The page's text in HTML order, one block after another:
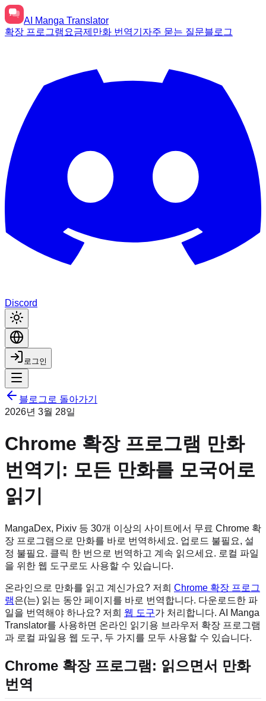
AI Manga Translator
확장 프로그램 요금제 만화 번역기 자주 묻는 질문블로그
Discord
로그인
블로그로 돌아가기
2026년 3월 28일
Chrome 확장 프로그램 만화
번역기: 모든 만화를 모국어로
읽기
MangaDex, Pixiv 등 30개 이상의 사이트에서 무료 Chrome 확
장 프로그램으로 만화를 바로 번역하세요. 업로드 불필요, 설
정 불필요. 클릭 한 번으로 번역하고 계속 읽으세요. 로컬 파일
을 위한 웹 도구로도 사용할 수 있습니다.
온라인으로 만화를 읽고 계신가요? 저희 Chrome 확장 프로그
램은(는) 읽는 동안 페이지를 바로 번역합니다. 다운로드한 파
일을 번역해야 하나요? 저희 웹 도구가 처리합니다. AI Manga
Translator를 사용하면 온라인 읽기용 브라우저 확장 프로그램
과 로컬 파일용 웹 도구, 두 가지를 모두 사용할 수 있습니다.
Chrome 확장 프로그램: 읽으면서 만화
번역